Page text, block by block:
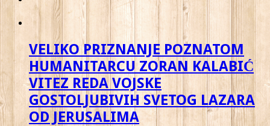
VELIKO PRIZNANJE POZNATOM
HUMANITARCU ZORAN KALABIĆ
VITEZ REDA VOJSKE
GOSTOLJUBIVIH SVETOG LAZARA
OD JERUSALIMA